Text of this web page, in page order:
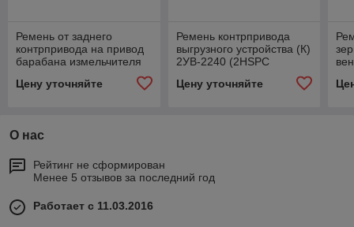
Ремень от заднего
контрпривода на привод
барабана измельчителя
(С22х5772Li,)
Цену уточняйте
Ремень контрпривода
выгрузного устройства (К)
2УВ-2240 (2HSPC
Цену уточняйте
О нас
Рейтинг не сформирован
Менее 5 отзывов за последний год
Работает с 11.03.2016